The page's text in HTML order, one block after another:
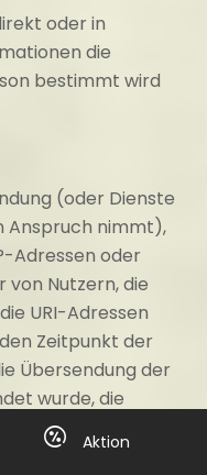
oder in
die
bestimmt wird
(oder Dienste
Anspruch nimmt),
Adressen oder
Nutzern, die
URI-Adressen
Zeitpunkt der
Übersendung der
wurde, die
Datei, der
Server-Antwort
Aktion